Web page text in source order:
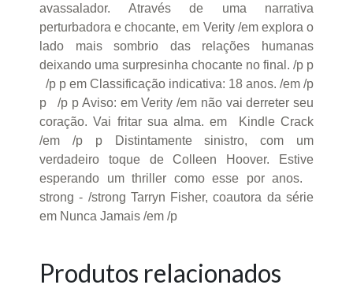
avassalador. Através de uma narrativa
perturbadora e chocante, em Verity /em explora o
lado mais sombrio das relações humanas
deixando uma surpresinha chocante no final. /p p
/p p em Classificação indicativa: 18 anos. /em /p
p /p p Aviso: em Verity /em não vai derreter seu
coração. Vai fritar sua alma. em Kindle Crack
/em /p p Distintamente sinistro, com um
verdadeiro toque de Colleen Hoover. Estive
esperando um thriller como esse por anos.
strong - /strong Tarryn Fisher, coautora da série
em Nunca Jamais /em /p
Produtos relacionados